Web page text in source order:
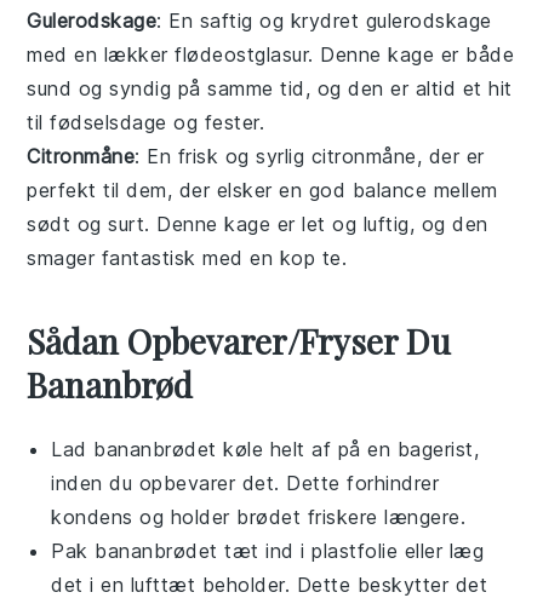
Gulerodskage: En saftig og krydret gulerodskage
med en lækker flødeostglasur. Denne kage er både
sund og syndig på samme tid, og den er altid et hit
til fødselsdage og fester.
Citronmåne: En frisk og syrlig citronmåne, der er
perfekt til dem, der elsker en god balance mellem
sødt og surt. Denne kage er let og luftig, og den
smager fantastisk med en kop te.
Sådan Opbevarer/Fryser Du
Bananbrød
Lad bananbrødet køle helt af på en bagerist,
inden du opbevarer det. Dette forhindrer
kondens og holder brødet friskere længere.
Pak bananbrødet tæt ind i plastfolie eller læg
det i en lufttæt beholder. Dette beskytter det